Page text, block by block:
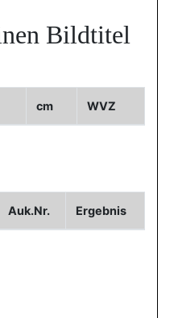
Bildtitel
cm WVZ
Auk.Nr. Ergebnis